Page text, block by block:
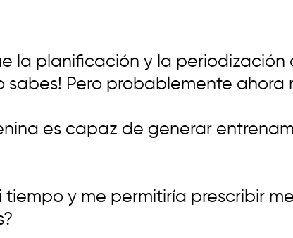
la planificación y la periodización
sabes! Pero probablemente
es capaz de generar
y me permitiría prescribir